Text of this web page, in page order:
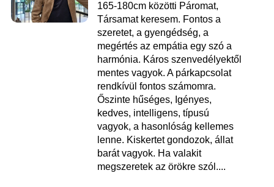
165-180cm közötti Páromat,
Társamat keresem. Fontos a
szeretet, a gyengédség, a
megértés az empátia egy szó a
harmónia. Káros szenvedélyektől
mentes vagyok. A párkapcsolat
rendkívül fontos számomra.
Őszinte hűséges, Igényes,
kedves, intelligens, típusú
vagyok, a hasonlóság kellemes
lenne. Kiskertet gondozok, állat
barát vagyok. Ha valakit
megszeretek az örökre szól....